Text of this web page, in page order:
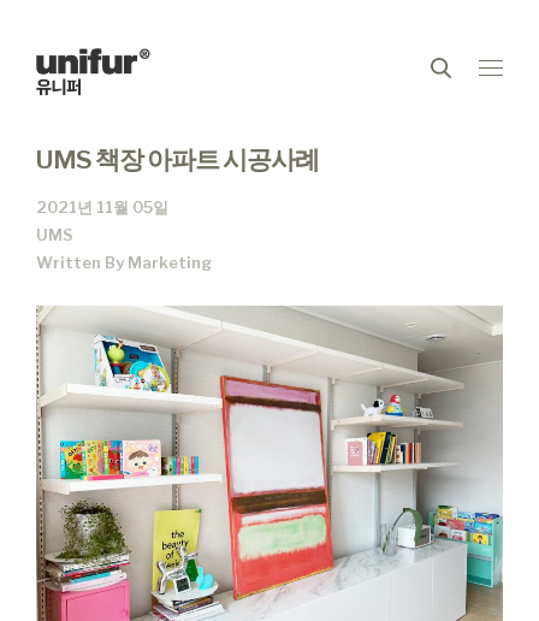
UMS 책장 아파트 시공사례
2021년 11월 05일
UMS
Written By Marketing